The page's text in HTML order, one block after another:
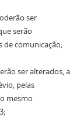
ser
serão
de comunicação;
ser alterados, a
pelas
mesmo